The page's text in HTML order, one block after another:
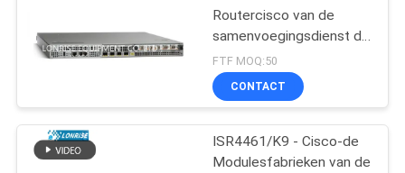
Routercisco van de
samenvoegingsdienst de
Fabrieken van de
Routermodules
FTF MOQ:50
CONTACT
ISR4461/K9 - Cisco-de
Modulesfabrieken van de